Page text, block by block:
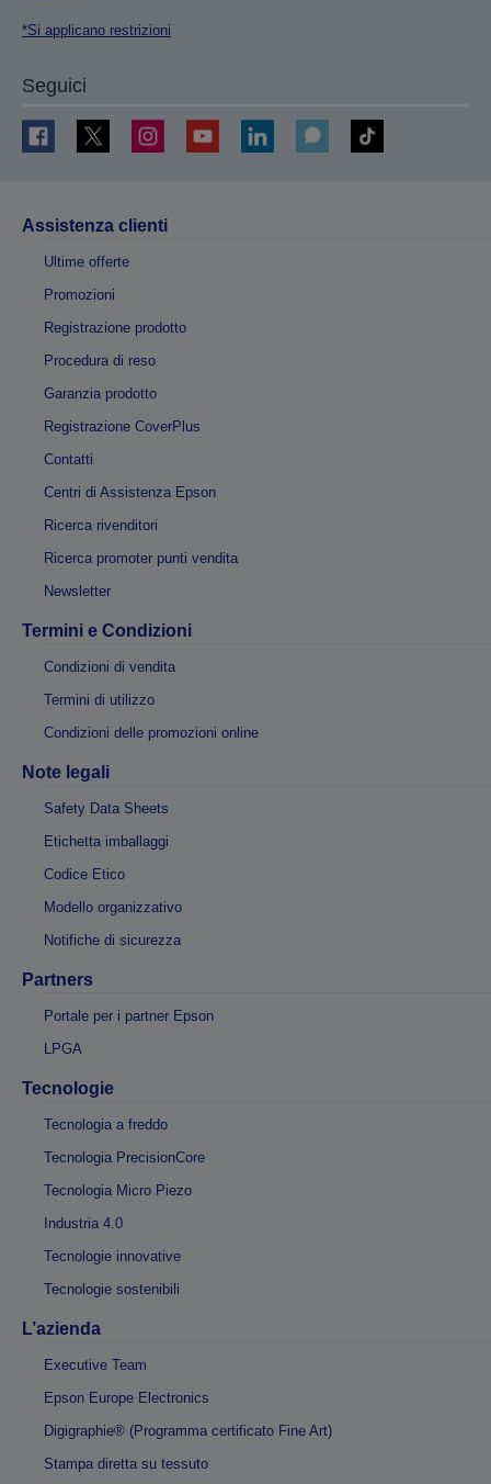
*Si applicano restrizioni
Seguici
Assistenza clienti
Ultime offerte
Promozioni
Registrazione prodotto
Procedura di reso
Garanzia prodotto
Registrazione CoverPlus
Contatti
Centri di Assistenza Epson
Ricerca rivenditori
Ricerca promoter punti vendita
Newsletter
Termini e Condizioni
Condizioni di vendita
Termini di utilizzo
Condizioni delle promozioni online
Note legali
Safety Data Sheets
Etichetta imballaggi
Codice Etico
Modello organizzativo
Notifiche di sicurezza
Partners
Portale per i partner Epson
LPGA
Tecnologie
Tecnologia a freddo
Tecnologia PrecisionCore
Tecnologia Micro Piezo
Industria 4.0
Tecnologie innovative
Tecnologie sostenibili
L’azienda
Executive Team
Epson Europe Electronics
Digigraphie® (Programma certificato Fine Art)
Stampa diretta su tessuto